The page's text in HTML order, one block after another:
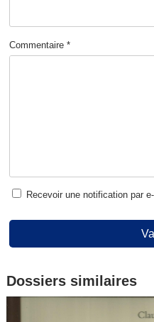
Commentaire *
Recevoir une notification par
Dossiers similaires